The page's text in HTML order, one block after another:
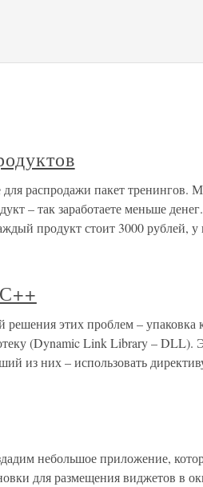
распродажи пакет тренингов.
– так заработаете меньше
продукт стоит 3000 рублей, у
этих проблем – упаковка
(Dynamic Link Library – DLL).
из них – использовать
небольшое приложение,
для размещения виджетов в